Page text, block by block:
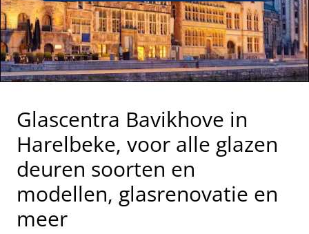
Glascentra Bavikhove in
Harelbeke, voor alle glazen
deuren soorten en
modellen, glasrenovatie en
meer